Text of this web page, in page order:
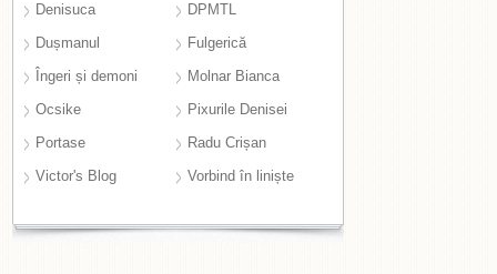
Denisuca
DPMTL
Dușmanul
Fulgerică
Îngeri și demoni
Molnar Bianca
Ocsike
Pixurile Denisei
Portase
Radu Crișan
Victor's Blog
Vorbind în liniște